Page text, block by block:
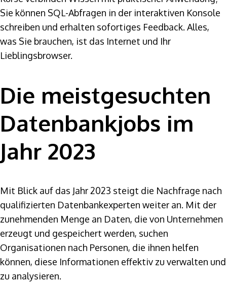
Sie können SQL-Abfragen in der interaktiven Konsole
schreiben und erhalten sofortiges Feedback. Alles,
was Sie brauchen, ist das Internet und Ihr
Lieblingsbrowser.
Die meistgesuchten
Datenbankjobs im
Jahr 2023
Mit Blick auf das Jahr 2023 steigt die Nachfrage nach
qualifizierten Datenbankexperten weiter an. Mit der
zunehmenden Menge an Daten, die von Unternehmen
erzeugt und gespeichert werden, suchen
Organisationen nach Personen, die ihnen helfen
können, diese Informationen effektiv zu verwalten und
zu analysieren.